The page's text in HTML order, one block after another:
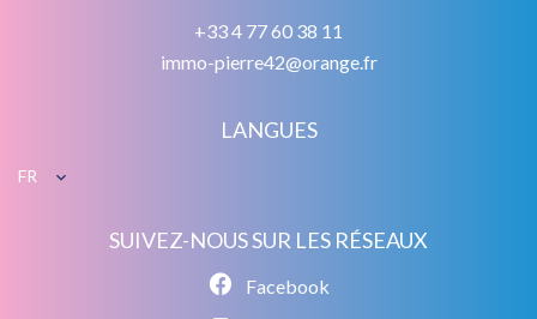
+33 4 77 60 38 11
immo-pierre42@orange.fr
LANGUES
FR
SUIVEZ-NOUS SUR LES RÉSEAUX
Facebook